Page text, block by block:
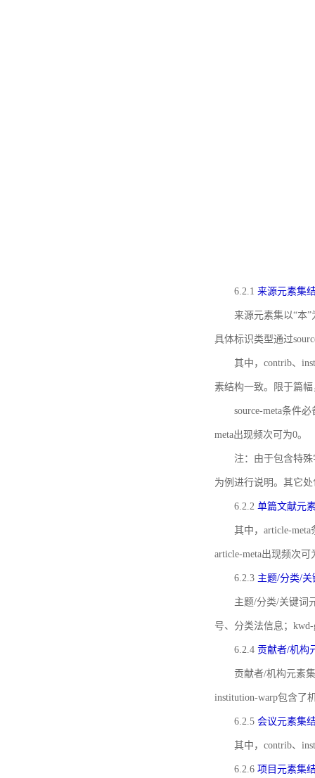
6.2.1 来源元素集
来源元素集以“本
具体标识类型通过
其中，contrib、
素结构一致。限于篇
source-meta条件
meta出现频次可为0。
注：由于包含特殊
为例进行说明。其它
6.2.2 单篇文献元
其中，article-
article-meta出现频次可
6.2.3 主题/分类/
主题/分类/关键词
号、分类法信息；
6.2.4 贡献者/机构
贡献者/机构元素
institution-warp包含了
6.2.5 会议元素集
其中，contrib、
6.2.6 项目元素集